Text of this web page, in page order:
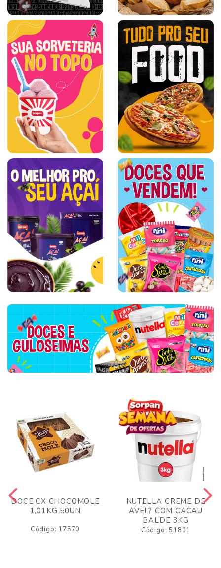
DOCE CX CHOCOMOLE
1,01KG 50UN
Código: 17570
NUTELLA CREME DE
AVEL? COM CACAU
BALDE 3KG
Código: 51801